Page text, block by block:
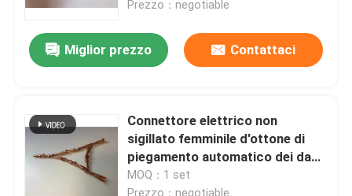
Prezzo：negotiable
Miglior prezzo Contattaci
Connettore elettrico non
sigillato femminile d'ottone di
piegamento automatico dei dadi
della lamiera sottile dei pezzi di
ricambio
MOQ：1 set
Prezzo：negotiable